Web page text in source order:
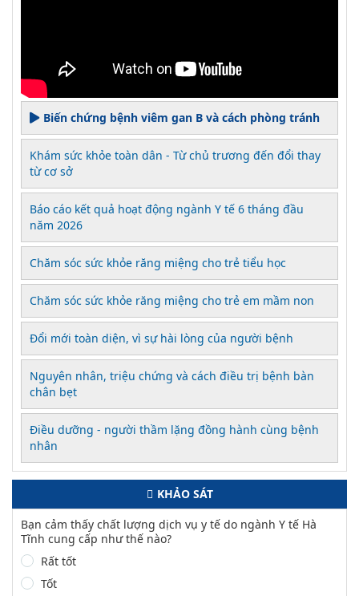
Biến chứng bệnh viêm gan B và cách phòng tránh
Khám sức khỏe toàn dân - Từ chủ trương đến đổi thay
từ cơ sở
Báo cáo kết quả hoạt động ngành Y tế 6 tháng đầu
năm 2026
Chăm sóc sức khỏe răng miệng cho trẻ tiểu học
Chăm sóc sức khỏe răng miệng cho trẻ em mầm non
Đổi mới toàn diện, vì sự hài lòng của người bệnh
Nguyên nhân, triệu chứng và cách điều trị bệnh bàn
chân bẹt
Điều dưỡng - người thầm lặng đồng hành cùng bệnh
nhân
KHẢO SÁT
Bạn cảm thấy chất lượng dịch vụ y tế do ngành Y tế Hà
Tĩnh cung cấp như thế nào?
Rất tốt
Tốt